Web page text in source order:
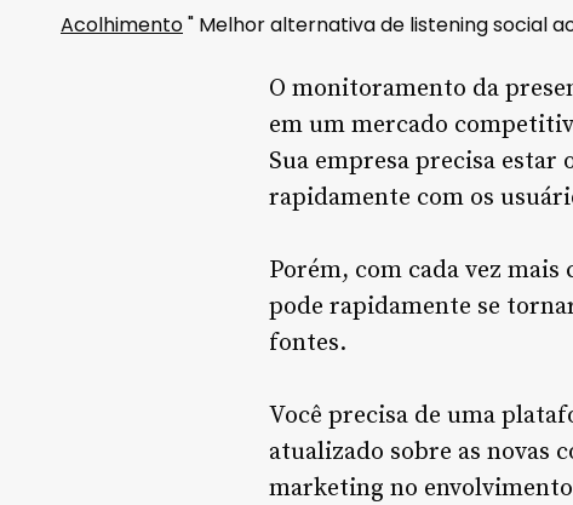
Acolhimento" Melhor alternativa de listening social
O monitoramento da
em um mercado
Sua empresa precisa
rapidamente com os
Porém, com cada vez
pode rapidamente se
fontes.
Você precisa de uma
atualizado sobre as novas
marketing no